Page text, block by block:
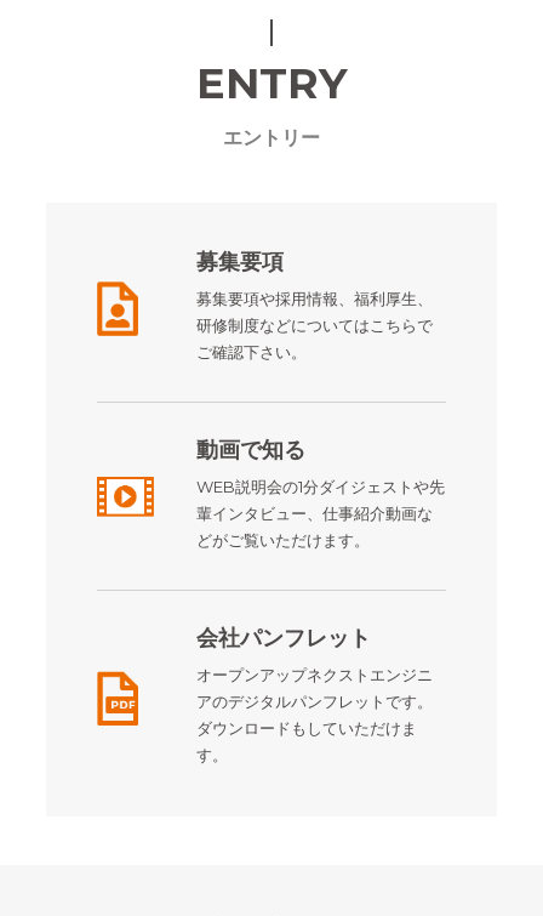
ENTRY
エントリー
募集要項
募集要項や採用情報、福利厚生、
研修制度などについてはこちらで
ご確認下さい。
動画で知る
WEB説明会の1分ダイジェストや先
輩インタビュー、仕事紹介動画な
どがご覧いただけます。
会社パンフレット
オープンアップネクストエンジニ
アのデジタルパンフレットです。
ダウンロードもしていただけま
す。